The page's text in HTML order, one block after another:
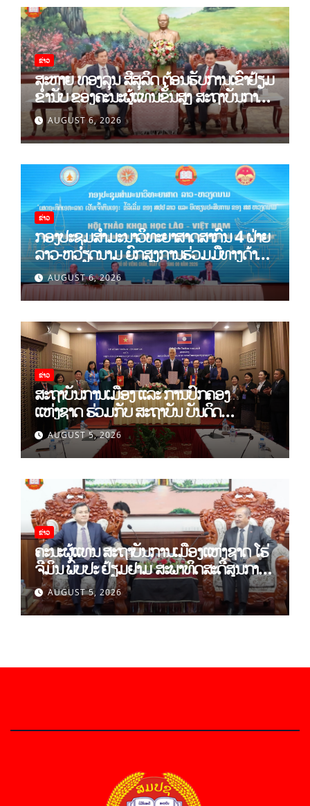
ຂ່າວ
ສະຫາຍ ທອງລຸນ ສີສຸລິດ ຕ້ອນຮັບການເຂົ້າຢ້ຽມ
ຂຳ່ນັບ ຂອງຄະນະຜູ້ແທນຂັ້ນສູງ ສະຖາບັນການ
ເມືອງແຫ່ງຊາດ ໂຮ່ຈີມິນ ແລະ ສະຖາບັນບັນດິດ
ວິທະຍາສາດສັງຄົມຫວຽດນາມ
AUGUST 6, 2026
ຂ່າວ
ກອງປະຊຸມສໍາມະນາວິທະຍາສາດສາກົນ 4 ຝ່າຍ
ລາວ-ຫວຽດນາມ ຍົກສູງການຮ່ວມມືທາງດ້ານ
ທິດສະດີ ແລະ ພຶດຕິກໍາ ລາວ-ຫວຽດນາມ ແນໃສ່
ສ້າງເສດຖະກິດເອກະລາດເປັນເຈົ້າຕົນເອງຢ່າງ
ເຂັ້ມແຂງ
AUGUST 6, 2026
ຂ່າວ
ສະຖາບັນການເມືອງ ແລະ ການປົກຄອງ
ແຫ່ງຊາດ ຮ່ວມກັບ ສະຖາບັນ ບັນດິດ
ວິທະຍາສາດສັງຄົມ ຫວຽດນາມ ເຊັນບົດບັນທຶກ
ການຮ່ວມມືທາງດ້ານວິທະຍາສາດ (2026-
2030)
AUGUST 5, 2026
ຂ່າວ
ຄະນະຜູ້ແທນ ສະຖາບັນການເມືອງແຫ່ງຊາດ ໂຮ່
ຈີມິນ ພົບປະ ຢ້ຽມຢາມ ສະພາທິດສະດີສູນກາງ
ພັກAUGUST 5, 2026